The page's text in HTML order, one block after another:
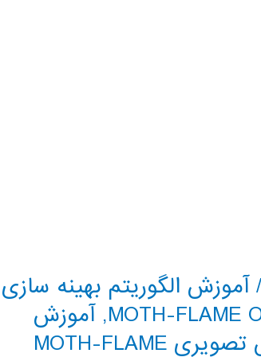
/آموزش الگوریتم بهینه سازی
,آموزش
آموزش تصویری MOTH-FLAME